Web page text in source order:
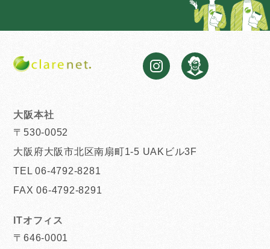
大阪本社
〒530-0052
大阪府大阪市北区南扇町1-5 UAKビル3F
TEL 06-4792-8281
FAX 06-4792-8291
ITオフィス
〒646-0001